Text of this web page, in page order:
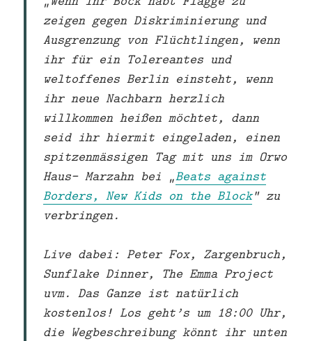
zeigen gegen Diskriminierung und
Ausgrenzung von Flüchtlingen, wenn
ihr für ein Tolereantes und
weltoffenes Berlin einsteht, wenn
ihr neue Nachbarn herzlich
willkommen heißen möchtet, dann
seid ihr hiermit eingeladen, einen
spitzenmässigen Tag mit uns im Orwo
Haus- Marzahn bei „Beats against
Borders, New Kids on the Block“zu
verbringen.
Live dabei: Peter Fox, Zargenbruch,
Sunflake Dinner, The Emma Project
uvm. Das Ganze ist natürlich
kostenlos! Los geht’s um 18:00 Uhr,
die Wegbeschreibung könnt ihr unten